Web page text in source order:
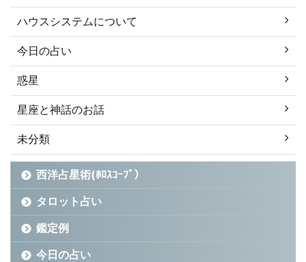
ハウスシステムについて
今日の占い
惑星
星座と神話のお話
未分類
西洋占星術(ﾎﾛｽｺｰﾌﾟ）
タロット占い
鑑定例
今日の占い